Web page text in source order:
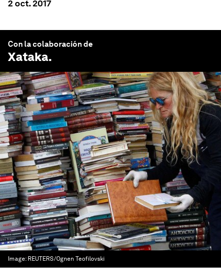
2 oct. 2017
Con la colaboración de
Xataka.
Image: REUTERS/Ognen Teofilovski